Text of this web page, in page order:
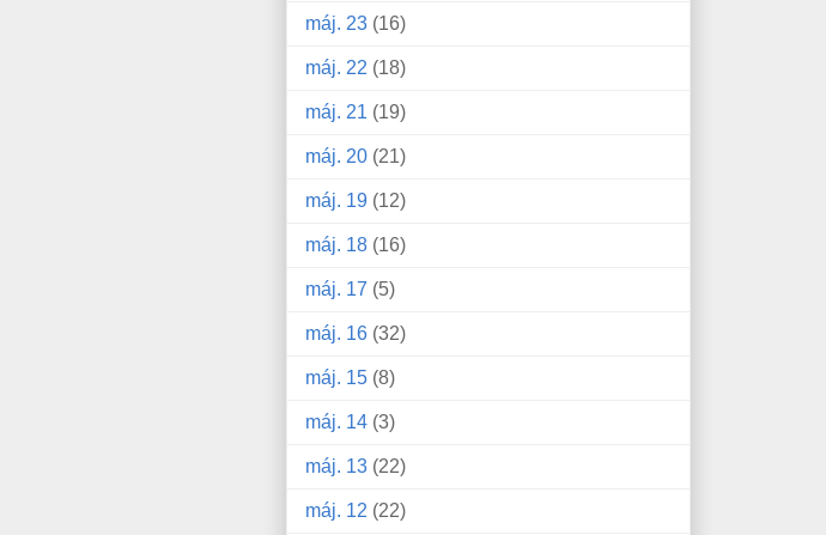
máj. 23 (16)
máj. 22 (18)
máj. 21 (19)
máj. 20 (21)
máj. 19 (12)
máj. 18 (16)
máj. 17 (5)
máj. 16 (32)
máj. 15 (8)
máj. 14 (3)
máj. 13 (22)
máj. 12 (22)